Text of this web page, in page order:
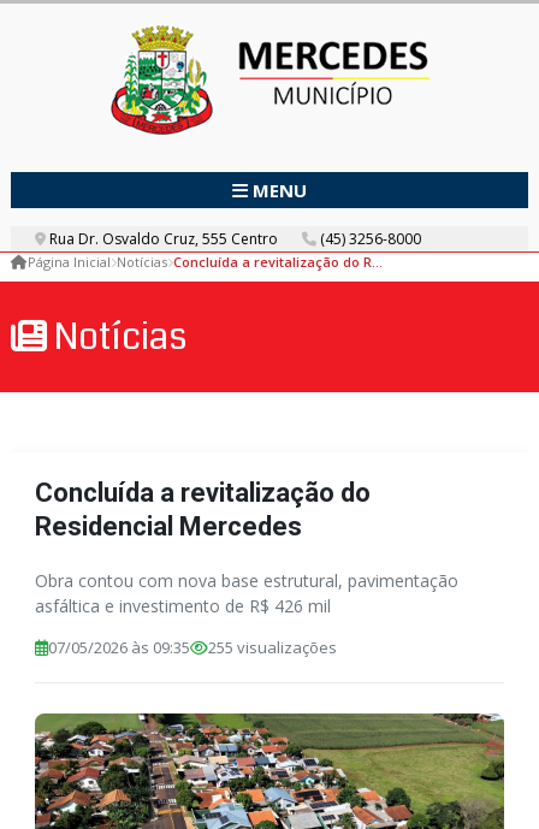
MENU
Rua Dr. Osvaldo Cruz, 555 Centro (45) 3256-8000
Página Inicial Notícias Concluída a revitalização do Residencial Mercedes
Notícias
Concluída a revitalização do
Residencial Mercedes
Obra contou com nova base estrutural, pavimentação
asfáltica e investimento de R$ 426 mil
07/05/2026 às 09:35 255 visualizações